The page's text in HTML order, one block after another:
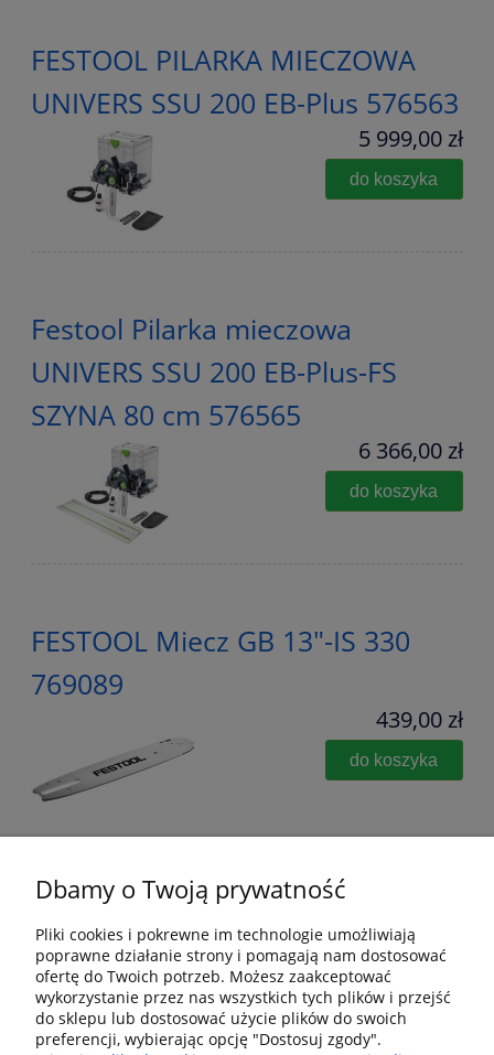
FESTOOL PILARKA MIECZOWA
UNIVERS SSU 200 EB-Plus 576563
5 999,00 zł
do koszyka
Festool Pilarka mieczowa
UNIVERS SSU 200 EB-Plus-FS
SZYNA 80 cm 576565
6 366,00 zł
do koszyka
FESTOOL Miecz GB 13"-IS 330
769089
439,00 zł
do koszyka
Pomoc
Dostawa i dostawa
Dbamy o Twoją prywatność
Pliki cookies i pokrewne im technologie umożliwiają
poprawne działanie strony i pomagają nam dostosować
ofertę do Twoich potrzeb. Możesz zaakceptować
wykorzystanie przez nas wszystkich tych plików i przejść
do sklepu lub dostosować użycie plików do swoich
preferencji, wybierając opcję "Dostosuj zgody".